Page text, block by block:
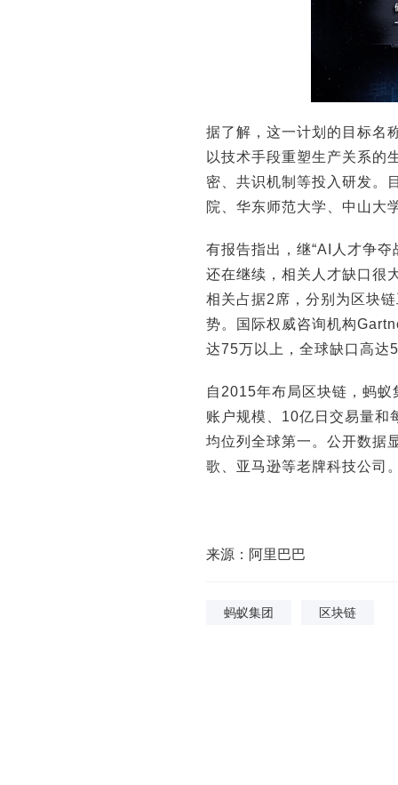
据了解，这一计划的目标名
以技术手段重塑生产关系的
密、共识机制等投入研发。
院、华东师范大学、中山大
有报告指出，继“AI人才争夺
还在继续，相关人才缺口很
相关占据2席，分别为区块
势。国际权威咨询机构
达75万以上，全球缺口高达
自2015年布局区块链，蚂
账户规模、10亿日交易量和
均位列全球第一。公开数据
歌、亚马逊等老牌科技公司
来源：阿里巴巴
蚂蚁集团 区块链